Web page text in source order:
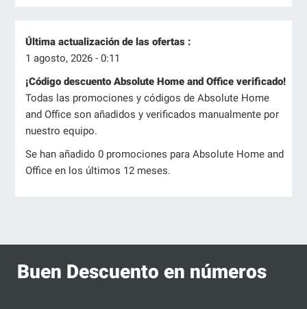
Última actualización de las ofertas :
1 agosto, 2026 - 0:11
¡Código descuento Absolute Home and Office verificado!
Todas las promociones y códigos de Absolute Home
and Office son añadidos y verificados manualmente por
nuestro equipo.
Se han añadido 0 promociones para Absolute Home and
Office en los últimos 12 meses.
Buen Descuento en números